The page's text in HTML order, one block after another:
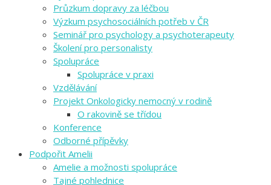
Průzkum dopravy za léčbou
Výzkum psychosociálních potřeb v ČR
Seminář pro psychology a psychoterapeuty
Školení pro personalisty
Spolupráce
Spolupráce v praxi
Vzdělávání
Projekt Onkologicky nemocný v rodině
O rakovině se třídou
Konference
Odborné přípěvky
Podpořit Amelii
Amelie a možnosti spolupráce
Tajné pohlednice